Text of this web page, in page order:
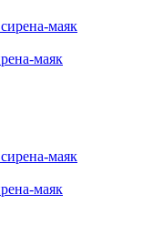
маяк
маяк